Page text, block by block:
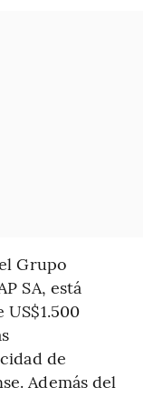
Grupo
SA, está
de
Además del